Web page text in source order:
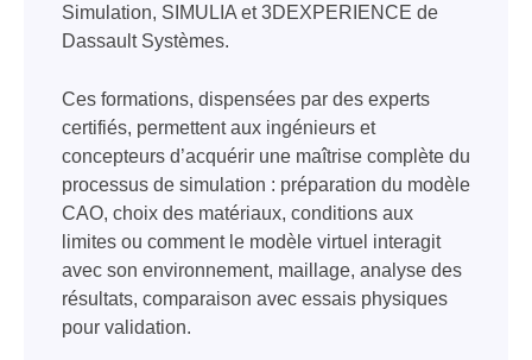
Simulation, SIMULIA et 3DEXPERIENCE de
Dassault Systèmes.
Ces formations, dispensées par des experts
certifiés, permettent aux ingénieurs et
concepteurs d’acquérir une maîtrise complète du
processus de simulation : préparation du modèle
CAO, choix des matériaux, conditions aux
limites ou comment le modèle virtuel interagit
avec son environnement, maillage, analyse des
résultats, comparaison avec essais physiques
pour validation.